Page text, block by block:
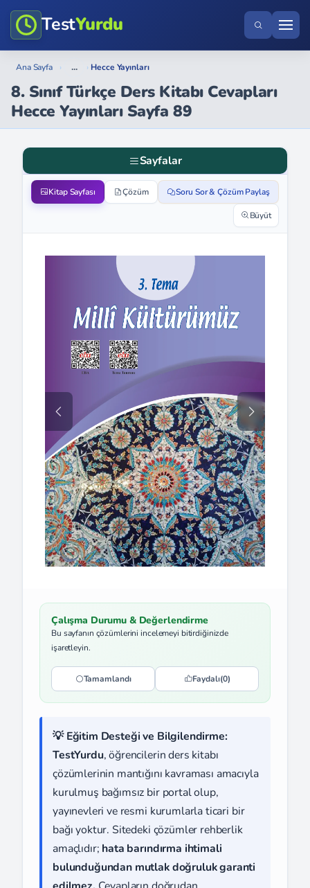
TestYurdu
Ana Sayfa › ... › Hecce Yayınları
8. Sınıf Türkçe Ders Kitabı Cevapları
Hecce Yayınları Sayfa 89
Sayfalar
Kitap Sayfası Çözüm Soru Sor & Çözüm Paylaş
Büyüt
Çalışma Durumu & Değerlendirme
Bu sayfanın çözümlerini incelemeyi bitirdiğinizde
işaretleyin.
Tamamlandı Faydalı(0)
💡 Eğitim Desteği ve Bilgilendirme:
TestYurdu, öğrencilerin ders kitabı
çözümlerinin mantığını kavraması amacıyla
kurulmuş bağımsız bir portal olup,
yayınevleri ve resmi kurumlarla ticari bir
bağı yoktur. Sitedeki çözümler rehberlik
amaçlıdır; hata barındırma ihtimali
bulunduğundan mutlak doğruluk garanti